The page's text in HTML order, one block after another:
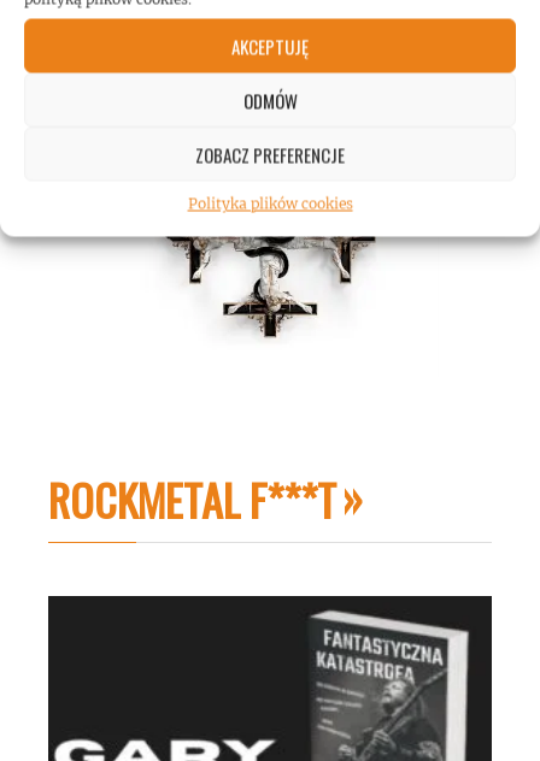
AKCEPTUJĘ
ODMÓW
ZOBACZ PREFERENCJE
Polityka plików cookies
ROCKMETAL F***T